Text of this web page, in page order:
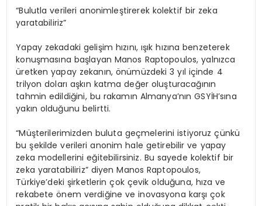
“Bulutla verileri anonimleştirerek kolektif bir zeka
yaratabiliriz”
Yapay zekadaki gelişim hızını, ışık hızına benzeterek
konuşmasına başlayan Manos Raptopoulos, yalnızca
üretken yapay zekanın, önümüzdeki 3 yıl içinde 4
trilyon doları aşkın katma değer oluşturacağının
tahmin edildiğini, bu rakamın Almanya’nın GSYİH’sına
yakın olduğunu belirtti.
“Müşterilerimizden buluta geçmelerini istiyoruz çünkü
bu şekilde verileri anonim hale getirebilir ve yapay
zeka modellerini eğitebilirsiniz. Bu sayede kolektif bir
zeka yaratabiliriz” diyen Manos Raptopoulos,
Türkiye’deki şirketlerin çok çevik olduğuna, hıza ve
rekabete önem verdiğine ve inovasyona karşı çok